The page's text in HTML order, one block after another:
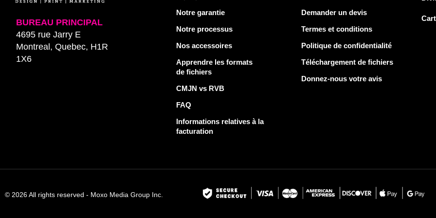
BUREAU PRINCIPAL
4695 rue Jarry E
Montreal, Quebec, H1R
1X6
Notre garantie
Notre processus
Nos accessoires
Apprendre les formats
de fichiers
CMJN vs RVB
FAQ
Informations relatives à la
facturation
Demander un devis
Termes et conditions
Politique de confidentialité
Téléchargement de fichiers
Donnez-nous votre avis
© 2026 All rights reserved - Moxo Media Group Inc.